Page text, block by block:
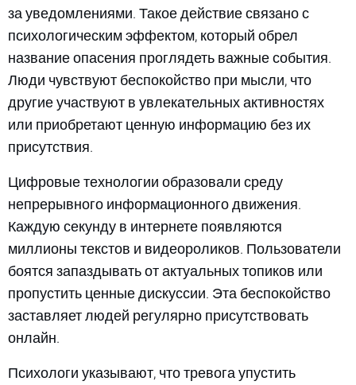
за уведомлениями. Такое действие связано с
психологическим эффектом, который обрел
название опасения проглядеть важные события.
Люди чувствуют беспокойство при мысли, что
другие участвуют в увлекательных активностях
или приобретают ценную информацию без их
присутствия.
Цифровые технологии образовали среду
непрерывного информационного движения.
Каждую секунду в интернете появляются
миллионы текстов и видеороликов. Пользователи
боятся запаздывать от актуальных топиков или
пропустить ценные дискуссии. Эта беспокойство
заставляет людей регулярно присутствовать
онлайн.
Психологи указывают, что тревога упустить